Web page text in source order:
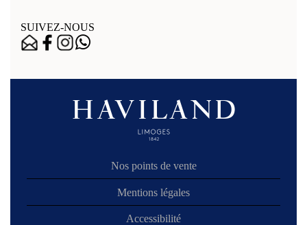
SUIVEZ-NOUS
Nos points de vente
Mentions légales
Accessibilité